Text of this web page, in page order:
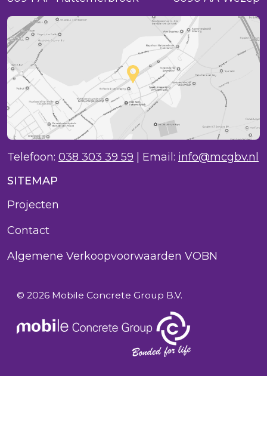
Telefoon: 038 303 39 59 | Email: info@mcgbv.nl
SITEMAP
Projecten
Contact
Algemene Verkoopvoorwaarden VOBN
© 2026 Mobile Concrete Group B.V.